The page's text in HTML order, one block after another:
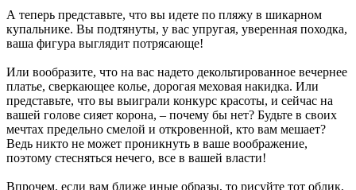
А теперь представьте, что вы идете по пляжу в шикарном
купальнике. Вы подтянуты, у вас упругая, уверенная походка,
ваша фигура выглядит потрясающе!
Или вообразите, что на вас надето декольтированное вечернее
платье, сверкающее колье, дорогая меховая накидка. Или
представьте, что вы выиграли конкурс красоты, и сейчас на
вашей голове сияет корона, – почему бы нет? Будьте в своих
мечтах предельно смелой и откровенной, кто вам мешает?
Ведь никто не может проникнуть в ваше воображение,
поэтому стесняться нечего, все в вашей власти!
Впрочем, если вам ближе иные образы, то рисуйте тот облик,